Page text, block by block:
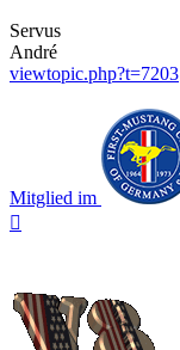
Servus
André
viewtopic.php?t=7203
Mitglied im